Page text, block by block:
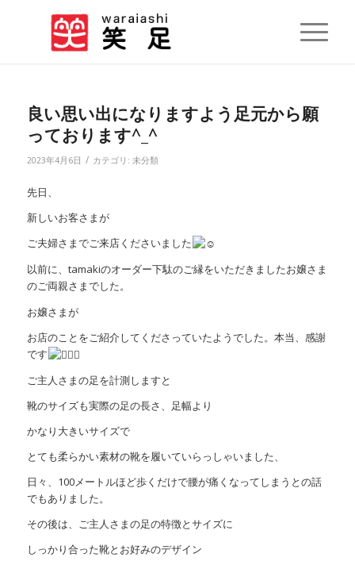
良い思い出になりますよう足元から願
っております^_^
2023年4月6日 / カテゴリ: 未分類
先日、
新しいお客さまが
ご夫婦さまでご来店くださいました
以前に、tamakiのオーダー下駄のご縁をいただきましたお嬢さま
のご両親さまでした。
お嬢さまが
お店のことをご紹介してくださっていたようでした。本当、感謝
です
ご主人さまの足を計測しますと
靴のサイズも実際の足の長さ、足幅より
かなり大きいサイズで
とても柔らかい素材の靴を履いていらっしゃいました、
日々、100メートルほど歩くだけで腰が痛くなってしまうとの話
でもありました。
その後は、ご主人さまの足の特徴とサイズに
しっかり合った靴とお好みのデザイン